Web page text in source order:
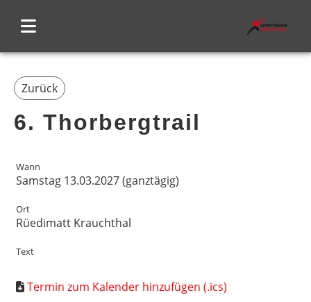
Zurück
6. Thorbergtrail
Wann
Samstag 13.03.2027 (ganztägig)
Ort
Rüedimatt Krauchthal
Text
Termin zum Kalender hinzufügen (.ics)